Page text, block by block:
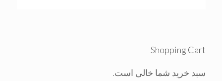
Shopping Cart
سبد خرید شما خالی است.